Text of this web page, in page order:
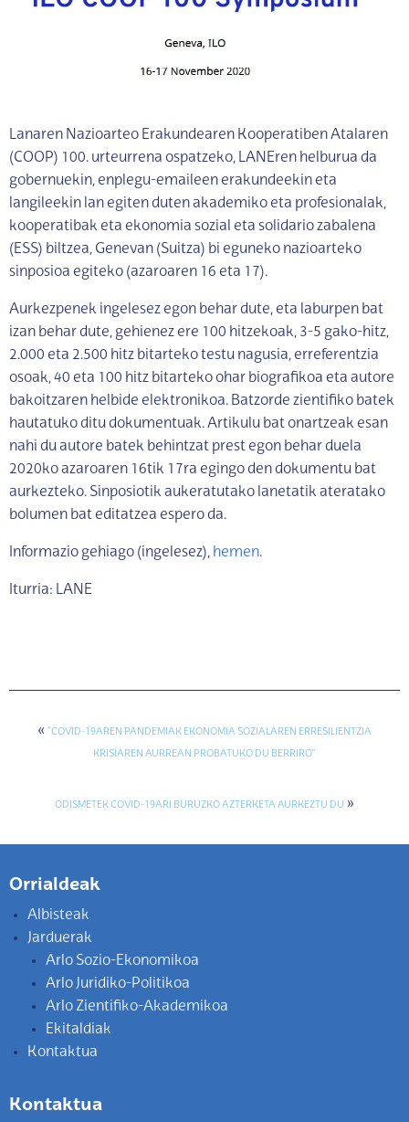
Lanaren Nazioarteo Erakundearen Kooperatiben Atalaren
(COOP) 100. urteurrena ospatzeko, LANEren helburua da
gobernuekin, enplegu-emaileen erakundeekin eta
langileekin lan egiten duten akademiko eta profesionalak,
kooperatibak eta ekonomia sozial eta solidario zabalena
(ESS) biltzea, Genevan (Suitza) bi eguneko nazioarteko
sinposioa egiteko (azaroaren 16 eta 17).
Aurkezpenek ingelesez egon behar dute, eta laburpen bat
izan behar dute, gehienez ere 100 hitzekoak, 3-5 gako-hitz,
2.000 eta 2.500 hitz bitarteko testu nagusia, erreferentzia
osoak, 40 eta 100 hitz bitarteko ohar biografikoa eta autore
bakoitzaren helbide elektronikoa. Batzorde zientifiko batek
hautatuko ditu dokumentuak. Artikulu bat onartzeak esan
nahi du autore batek behintzat prest egon behar duela
2020ko azaroaren 16tik 17ra egingo den dokumentu bat
aurkezteko. Sinposiotik aukeratutako lanetatik ateratako
bolumen bat editatzea espero da.
Informazio gehiago (ingelesez), hemen.
Iturria: LANE
« “COVID-19AREN PANDEMIAK EKONOMIA SOZIALAREN ERRESILIENTZIA
KRISIAREN AURREAN PROBATUKO DU BERRIRO”
ODISMETEK COVID-19ARI BURUZKO AZTERKETA AURKEZTU DU »
Orrialdeak
Albisteak
Jarduerak
Arlo Sozio-Ekonomikoa
Arlo Juridiko-Politikoa
Arlo Zientifiko-Akademikoa
Ekitaldiak
Kontaktua
Kontaktua